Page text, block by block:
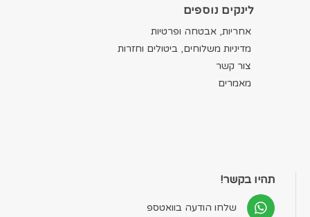
לינקים נוספים
אחריות, אבטחה ופרטיות
מדיניות משלוחים, ביטולים וחזרות
צור קשר
מאמרים
תהיו בקשר!
שלחו הודעה בוואטספ